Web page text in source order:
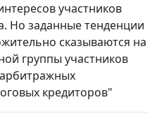
участников
Но заданные тенденции
сказываются на
группы участников
кредиторов"